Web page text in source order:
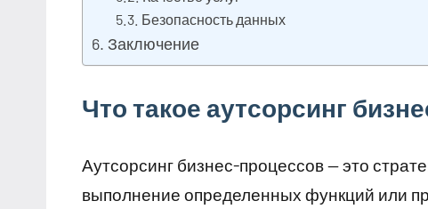
Безопасность данных
Заключение
Что такое аутсорсинг
Аутсорсинг бизнес-процессов — это
выполнение определенных функций или